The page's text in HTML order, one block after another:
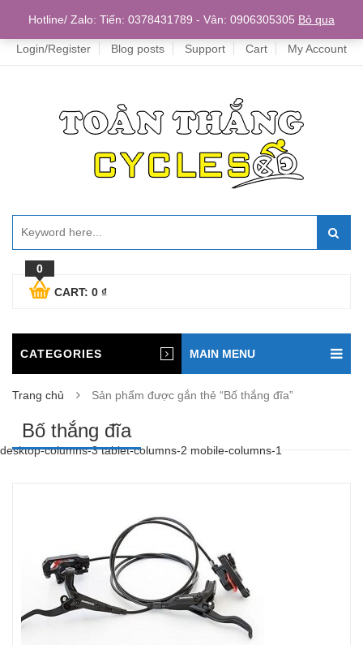
Home
Login/Register Blog posts Support Cart My Account
0
CART: 0 ₫
CATEGORIES MAIN MENU
Trang chủ Sản phẩm được gắn thẻ “Bố thắng đĩa”
Bố thắng đĩa
desktop-columns-3 tablet-columns-2 mobile-columns-1
Hotline/ Zalo: Tiến: 0378431789 - Vân: 0906305305 Bỏ qua